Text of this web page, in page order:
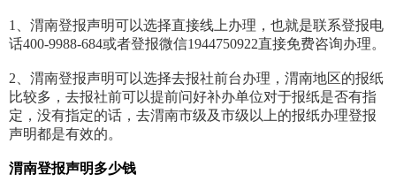
1、渭南登报声明可以选择直接线上办理，也就是联系登报电
话400-9988-684或者登报微信1944750922直接免费咨询办理。
2、渭南登报声明可以选择去报社前台办理，渭南地区的报纸
比较多，去报社前可以提前问好补办单位对于报纸是否有指
定，没有指定的话，去渭南市级及市级以上的报纸办理登报
声明都是有效的。
渭南登报声明多少钱